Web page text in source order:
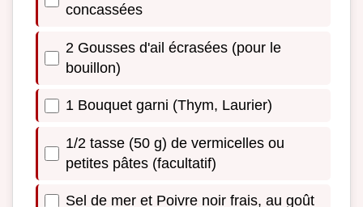
concassées
2 Gousses d'ail écrasées (pour le
bouillon)
1 Bouquet garni (Thym, Laurier)
1/2 tasse (50 g) de vermicelles ou
petites pâtes (facultatif)
Sel de mer et Poivre noir frais, au goût